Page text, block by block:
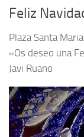
Feliz
Plaza Santa Maria
«Os deseo una
Javi Ruano